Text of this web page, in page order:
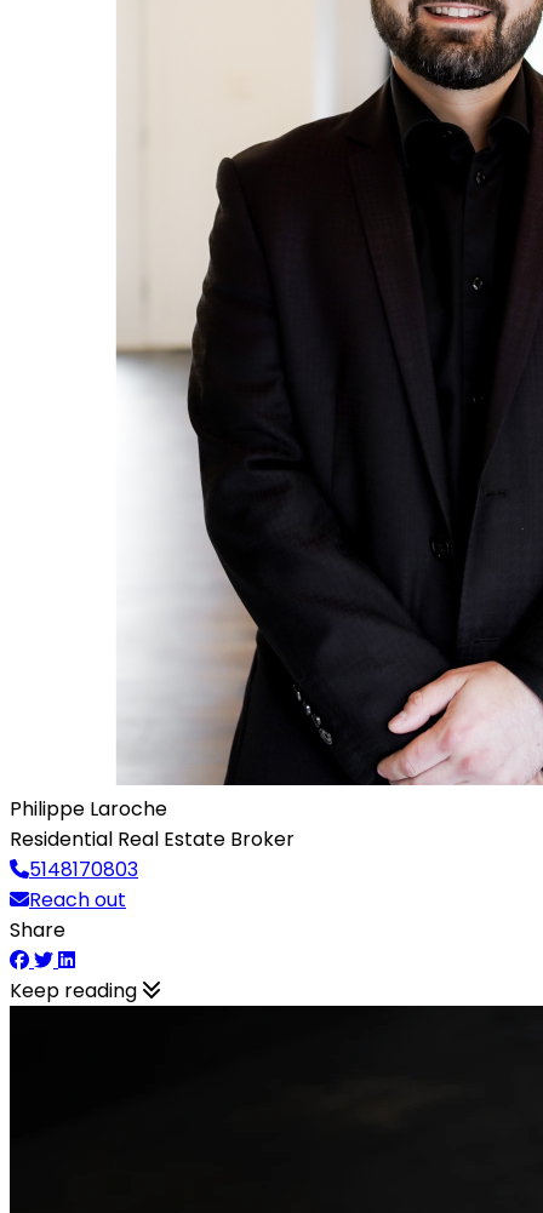
Philippe Laroche
Residential Real Estate Broker
5148170803
Reach out
Share
Keep reading